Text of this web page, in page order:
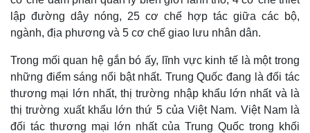
Kinh tế
Khởi nghiệp
Thị trường
Tiêu dùng
Tỷ giá
Chứng khoán
Giá cà phê
lập đường dây nóng, 25 cơ chế hợp tác giữa các bộ,
ngành, địa phương và 5 cơ chế giao lưu nhân dân.
Trong mối quan hệ gắn bó ấy, lĩnh vực kinh tế là một trong
những điểm sáng nổi bật nhất. Trung Quốc đang là đối tác
thương mại lớn nhất, thị trường nhập khẩu lớn nhất và là
thị trường xuất khẩu lớn thứ 5 của Việt Nam. Việt Nam là
đối tác thương mại lớn nhất của Trung Quốc trong khối